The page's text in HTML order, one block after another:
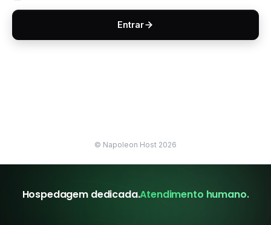
Hospedagem dedicada.Atendimento humano.
Entrar
© Napoleon Host 2026